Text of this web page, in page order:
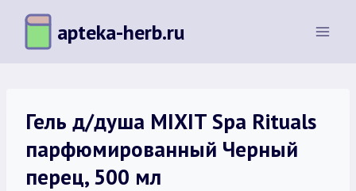
Перейти
содержимому
apteka-herb.ru
Гель д/душа MIXIT Spa Rituals
парфюмированный Черный
перец, 500 мл